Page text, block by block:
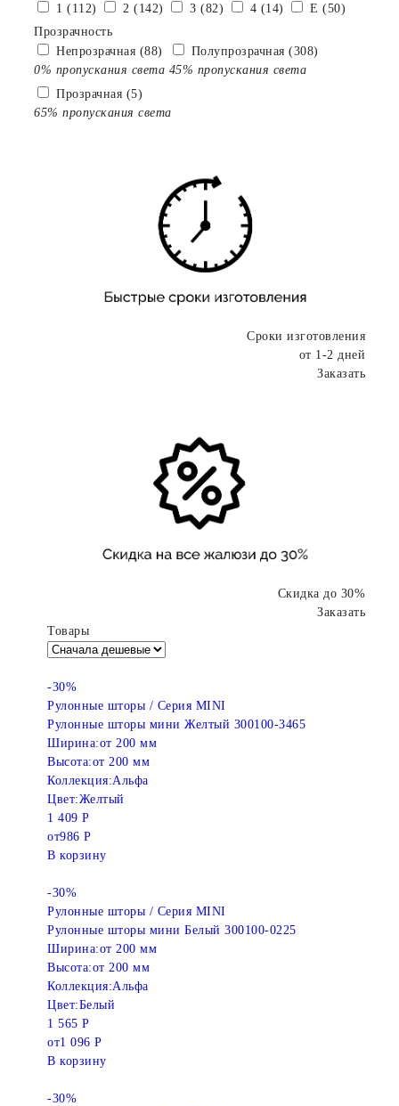
1 (112)
2 (142) 3 (82) 4 (14)
E (50)
Прозрачность
Непрозрачная (88)
0% пропускания света
Полупрозрачная (308)
45% пропускания света
Прозрачная (5)
65% пропускания света
Сроки изготовления
от 1-2 дней
Заказать
Скидка до 30%
Заказать
Товары
-30%
Рулонные шторы / Серия MINI
Рулонные шторы мини Желтый 300100-3465
Ширина:от 200 мм
Высота:от 200 мм
Коллекция:Альфа
Цвет:Желтый
1 409 Р
от986 Р
В корзину
-30%
Рулонные шторы / Серия MINI
Рулонные шторы мини Белый 300100-0225
Ширина:от 200 мм
Высота:от 200 мм
Коллекция:Альфа
Цвет:Белый
1 565 Р
от1 096 Р
В корзину
-30%